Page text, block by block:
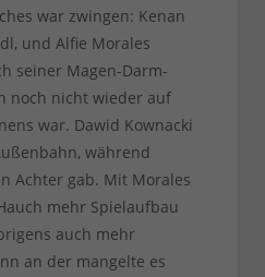
war zwingen: Kenan
und Alfie Morales
seiner Magen-Darm-
noch nicht wieder auf
war. Dawid Kownacki
während
Achter gab. Mit Morales
mehr Spielaufbau
auch mehr
an der mangelte es